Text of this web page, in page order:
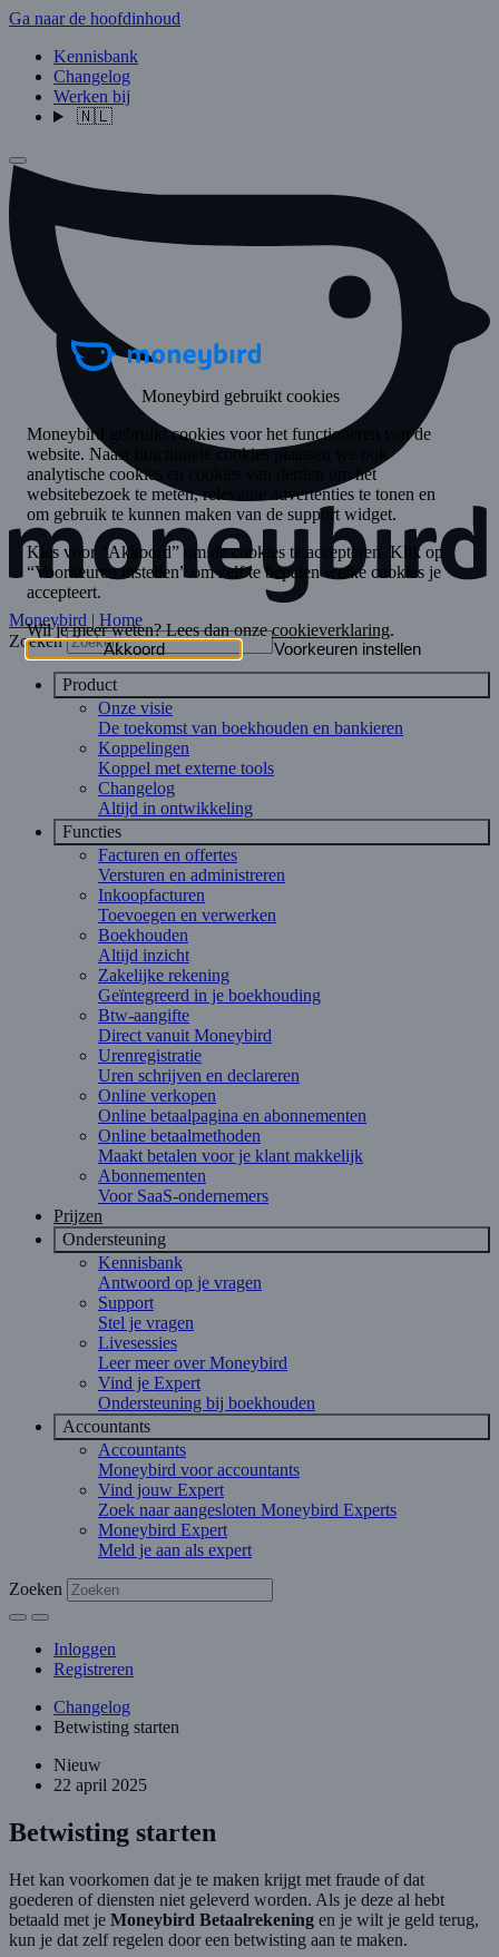
Ga naar de hoofdinhoud
Kennisbank
Changelog
Werken bij
🇳🇱
Moneybird | Home
Zoeken
Product
Onze visie
De toekomst van boekhouden en bankieren
Koppelingen
Koppel met externe tools
Changelog
Altijd in ontwikkeling
Functies
Facturen en offertes
Versturen en administreren
Inkoopfacturen
Toevoegen en verwerken
Boekhouden
Altijd inzicht
Zakelijke rekening
Geïntegreerd in je boekhouding
Btw-aangifte
Direct vanuit Moneybird
Urenregistratie
Uren schrijven en declareren
Online verkopen
Online betaalpagina en abonnementen
Online betaalmethoden
Maakt betalen voor je klant makkelijk
Abonnementen
Voor SaaS-ondernemers
Prijzen
Ondersteuning
Kennisbank
Antwoord op je vragen
Support
Stel je vragen
Livesessies
Leer meer over Moneybird
Vind je Expert
Ondersteuning bij boekhouden
Accountants
Accountants
Moneybird voor accountants
Vind jouw Expert
Zoek naar aangesloten Moneybird Experts
Moneybird Expert
Meld je aan als expert
Zoeken
Inloggen
Registreren
Changelog
Betwisting starten
Nieuw
22 april 2025
Betwisting starten
Het kan voorkomen dat je te maken krijgt met fraude of dat
goederen of diensten niet geleverd worden. Als je deze al hebt
betaald met je Moneybird Betaalrekening en je wilt je geld terug,
kun je dat zelf regelen door een betwisting aan te maken.